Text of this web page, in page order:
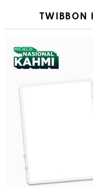
TWIBBON